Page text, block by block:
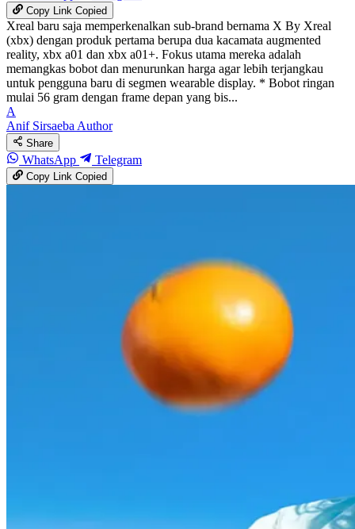
Copy LinkCopied
Xreal baru saja memperkenalkan sub-brand bernama X By Xreal
(xbx) dengan produk pertama berupa dua kacamata augmented
reality, xbx a01 dan xbx a01+. Fokus utama mereka adalah
memangkas bobot dan menurunkan harga agar lebih terjangkau
untuk pengguna baru di segmen wearable display. * Bobot ringan
mulai 56 gram dengan frame depan yang bis...
A
Anif SirsaebaAuthor
Share
WhatsApp Telegram
Copy LinkCopied